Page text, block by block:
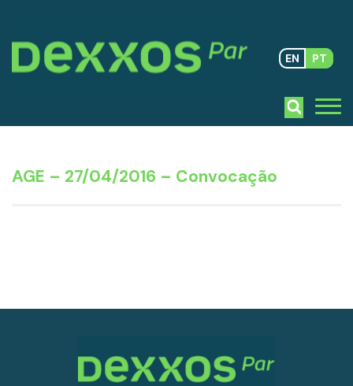
EN PT
AGE – 27/04/2016 – Convocação